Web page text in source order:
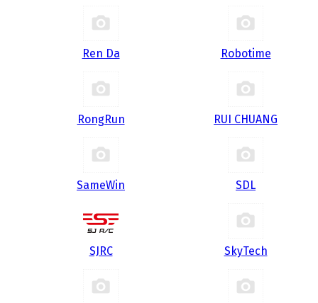
Ren Da Robotime
RongRun RUI CHUANG
SameWin SDL
SJRC SkyTech